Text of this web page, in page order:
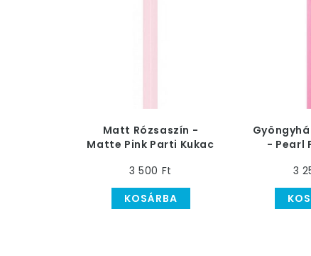
Matt Rózsaszín -
Matte Pink Parti Kukac
3 500 Ft
KOSÁRBA
- Pearl
3